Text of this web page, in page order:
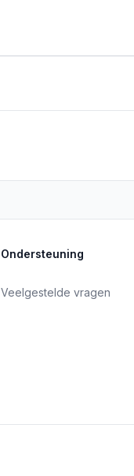
Ondersteuning
Veelgestelde vragen